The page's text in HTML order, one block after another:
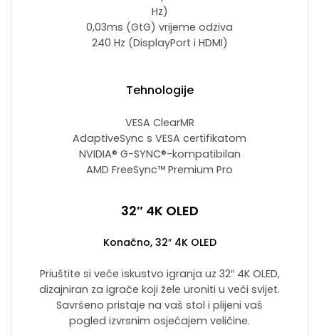
Hz)
0,03ms (GtG) vrijeme odziva
240 Hz (DisplayPort i HDMI)
Tehnologije
VESA ClearMR
AdaptiveSync s VESA certifikatom
NVIDIA® G-SYNC®-kompatibilan
AMD FreeSync™ Premium Pro
32″ 4K OLED
Konačno, 32″ 4K OLED
Priuštite si veće iskustvo igranja uz 32″ 4K OLED,
dizajniran za igrače koji žele uroniti u veći svijet.
Savršeno pristaje na vaš stol i plijeni vaš
pogled izvrsnim osjećajem veličine.